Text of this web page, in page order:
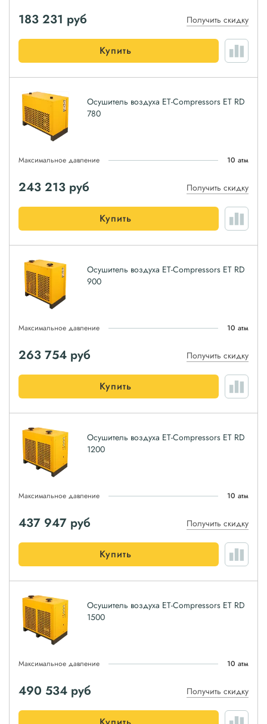
183 231 руб Получить скидку
Купить
Осушитель воздуха ET-Compressors ET RD
780
Максимальное давление 10 атм
243 213 руб Получить скидку
Купить
Осушитель воздуха ET-Compressors ET RD
900
Максимальное давление 10 атм
263 754 руб Получить скидку
Купить
Осушитель воздуха ET-Compressors ET RD
1200
Максимальное давление 10 атм
437 947 руб Получить скидку
Купить
Осушитель воздуха ET-Compressors ET RD
1500
Максимальное давление 10 атм
490 534 руб Получить скидку